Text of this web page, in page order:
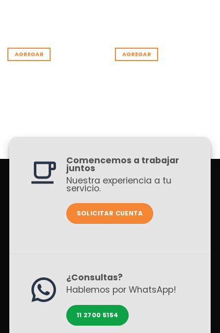
AGREGAR AGREGAR
Comencemos a trabajar
juntos
Nuestra experiencia a tu
servicio.
SOLICITAR CUENTA
¿Consultas?
Hablemos por WhatsApp!
11 2700 5154